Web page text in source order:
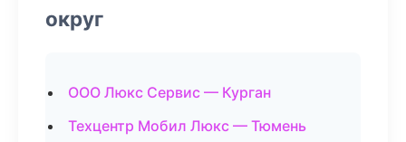
округ
ООО Люкс Сервис — Курган
Техцентр Мобил Люкс — Тюмень